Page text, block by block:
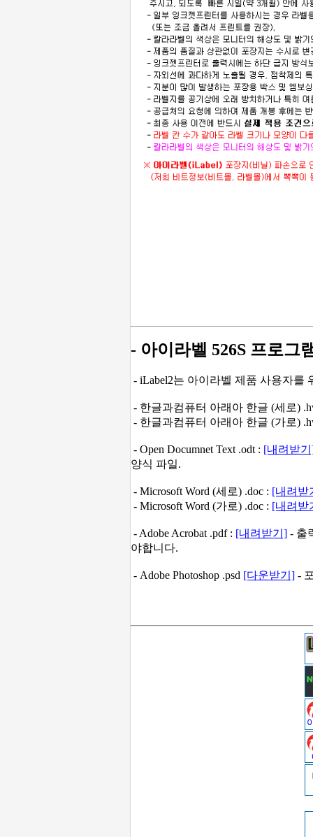
- 아이라벨 526S 프로그
- iLabel2는 아이라벨 제품 사용자
- 한글과컴퓨터 아래아 한글 (세로)
- 한글과컴퓨터 아래아 한글 (가로)
- Open Documnet Text .odt : [내려받
양식 파일.
- Microsoft Word (세로) .doc : [내려받
- Microsoft Word (가로) .doc : [내려받
- Adobe Acrobat .pdf : [내려받기] - 출
야합니다.
- Adobe Photoshop .psd [다운받기] -